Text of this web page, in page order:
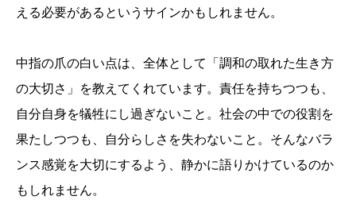
える必要があるというサインかもしれません。
中指の爪の白い点は、全体として「調和の取れた生き方
の大切さ」を教えてくれています。責任を持ちつつも、
自分自身を犠牲にし過ぎないこと。社会の中での役割を
果たしつつも、自分らしさを失わないこと。そんなバラ
ンス感覚を大切にするよう、静かに語りかけているのか
もしれません。